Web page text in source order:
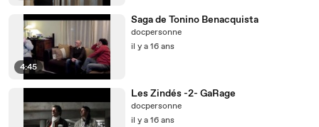
4:45
Saga de Tonino Benacquista
docpersonne
il y a 16 ans
Les Zindés -2- GaRage
docpersonne
il y a 16 ans